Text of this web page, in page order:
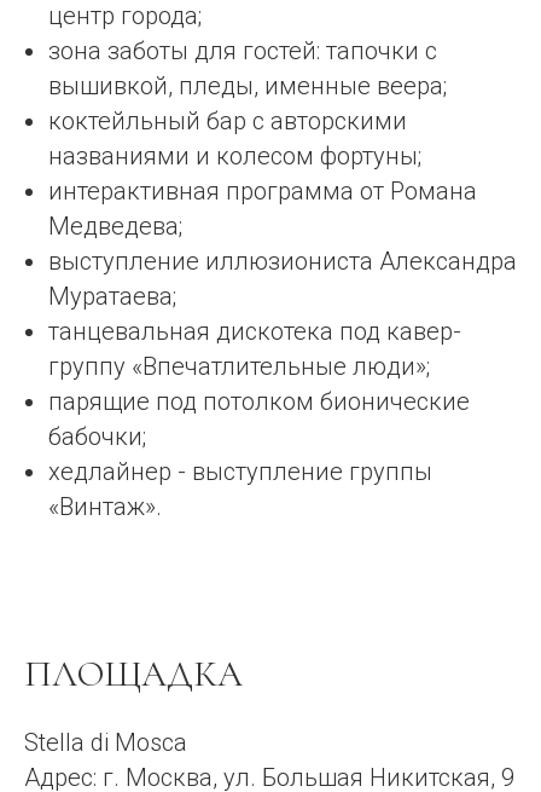
центр города;
зона заботы для гостей: тапочки с
вышивкой, пледы, именные веера;
коктейльный бар с авторскими
названиями и колесом фортуны;
интерактивная программа от Романа
Медведева;
выступление иллюзиониста Александра
Муратаева;
танцевальная дискотека под кавер-
группу «Впечатлительные люди»;
парящие под потолком бионические
бабочки;
хедлайнер - выступление группы
«Винтаж».
ПЛОЩАДКА
Stella di Mosca
Адрес: г. Москва, ул. Большая Никитская, 9